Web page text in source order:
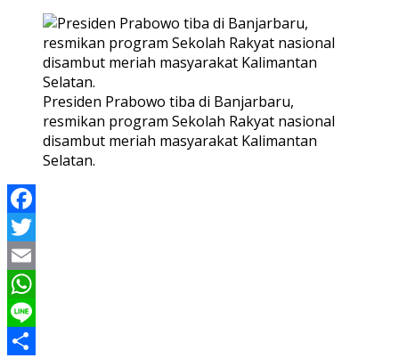
Presiden Prabowo tiba di Banjarbaru,
resmikan program Sekolah Rakyat nasional
disambut meriah masyarakat Kalimantan
Selatan.
Facebook
Twitter
Email
WhatsApp
Line